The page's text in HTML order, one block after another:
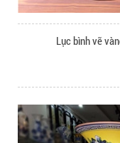
Lục bình vẽ